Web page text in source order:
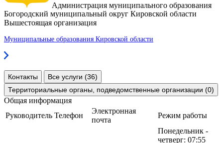
Администрация муниципального образования
Богородский муниципальный округ Кировской области
Вышестоящая организация
Муниципальные образования Кировской области
Контакты
Все услуги (36)
Территориальные органы, подведомственные организации (0)
Общая информация
Руководитель Телефон
Электронная
почта
Режим работы
Понедельник -
четверг: 07:55